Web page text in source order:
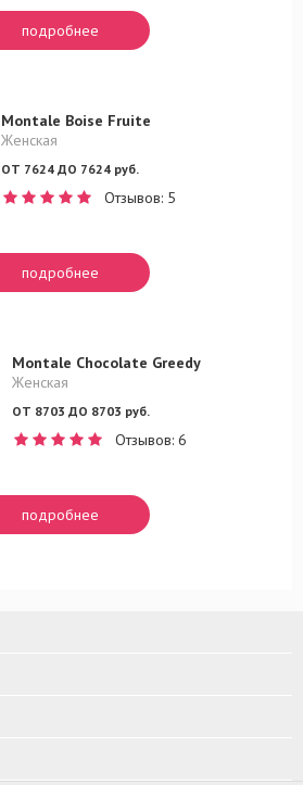
подробнее
Montale Boise Fruite
Женская
ОТ 7624 ДО 7624 руб.
Отзывов: 5
подробнее
Montale Chocolate Greedy
Женская
ОТ 8703 ДО 8703 руб.
Отзывов: 6
подробнее